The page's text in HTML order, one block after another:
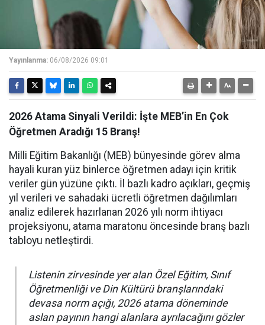
Yayınlanma: 06/08/2026 09:01
2026 Atama Sinyali Verildi: İşte MEB’in En Çok
Öğretmen Aradığı 15 Branş!
Milli Eğitim Bakanlığı (MEB) bünyesinde görev alma
hayali kuran yüz binlerce öğretmen adayı için kritik
veriler gün yüzüne çıktı. İl bazlı kadro açıkları, geçmiş
yıl verileri ve sahadaki ücretli öğretmen dağılımları
analiz edilerek hazırlanan 2026 yılı norm ihtiyacı
projeksiyonu, atama maratonu öncesinde branş bazlı
tabloyu netleştirdi.
Listenin zirvesinde yer alan Özel Eğitim, Sınıf
Öğretmenliği ve Din Kültürü branşlarındaki
devasa norm açığı, 2026 atama döneminde
aslan payının hangi alanlara ayrılacağını gözler